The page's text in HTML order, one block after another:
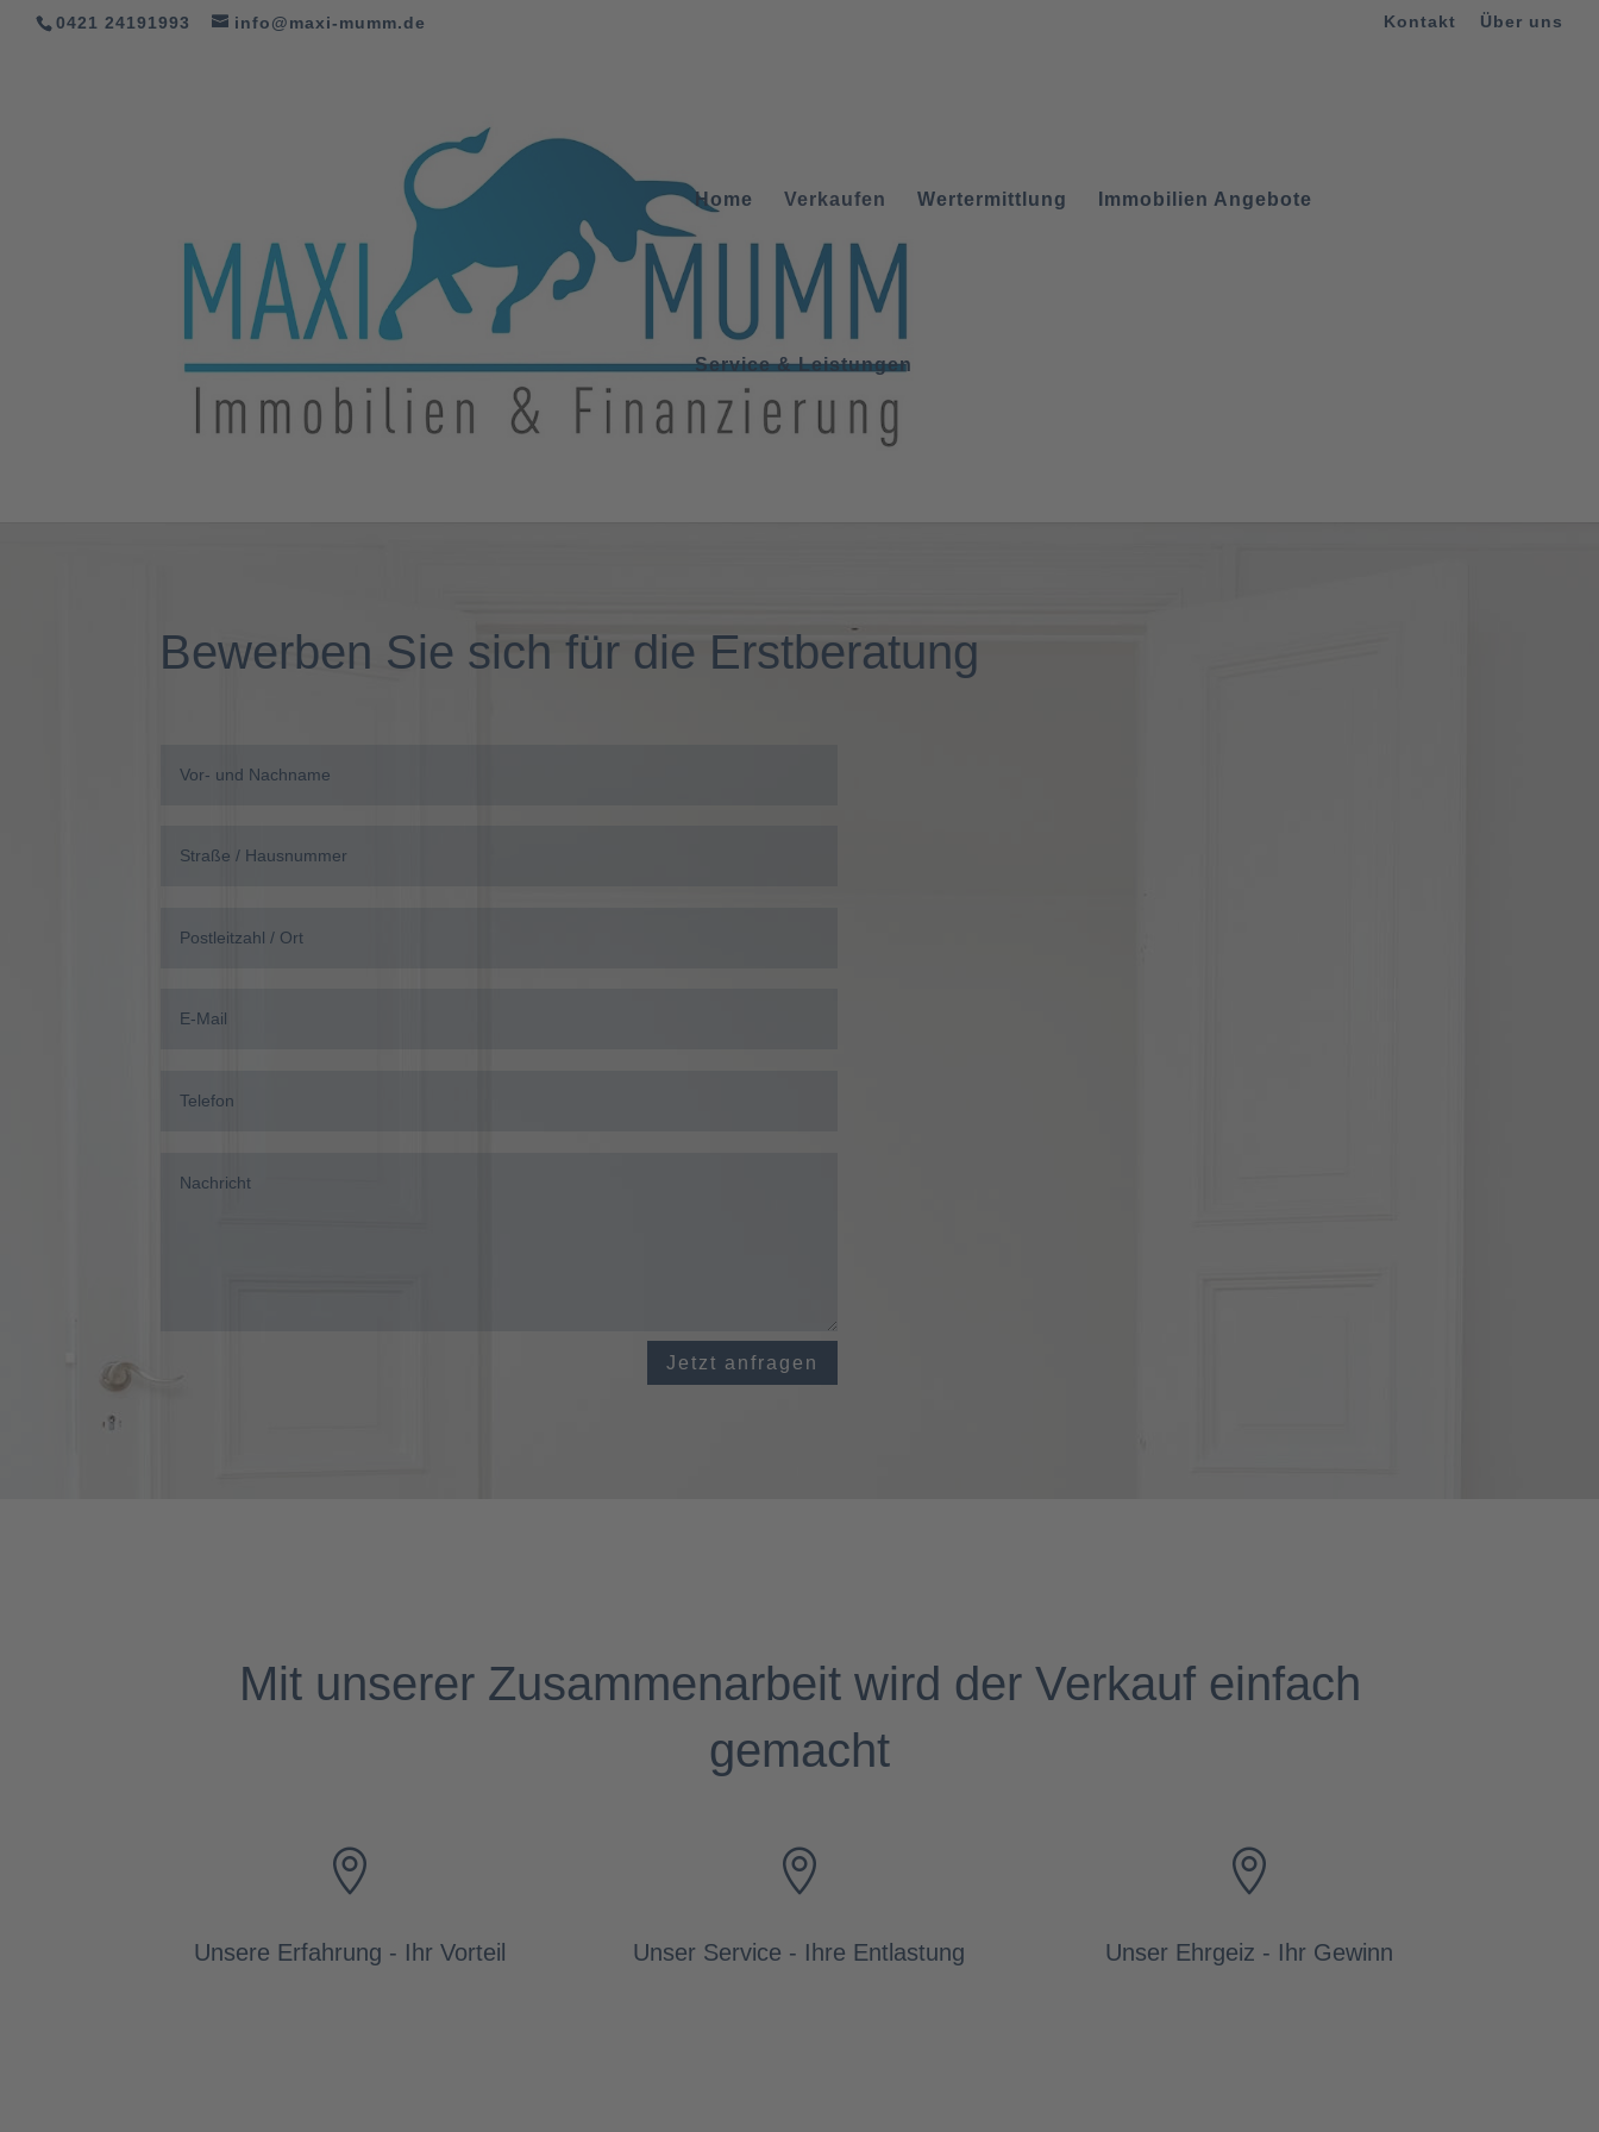
0421 24191993 info@maxi-mumm.de Kontakt Über uns
Home Verkaufen Wertermittlung Immobilien Angebote
Service & Leistungen
Bewerben Sie sich für die Erstberatung
Jetzt anfragen
Mit unserer Zusammenarbeit wird der Verkauf einfach
gemacht

Unsere Erfahrung - Ihr Vorteil

Unser Service - Ihre Entlastung

Unser Ehrgeiz - Ihr Gewinn